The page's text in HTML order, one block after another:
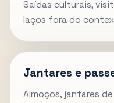
Saídas culturais,
laços fora do
Jantares e
Almoços, jantares